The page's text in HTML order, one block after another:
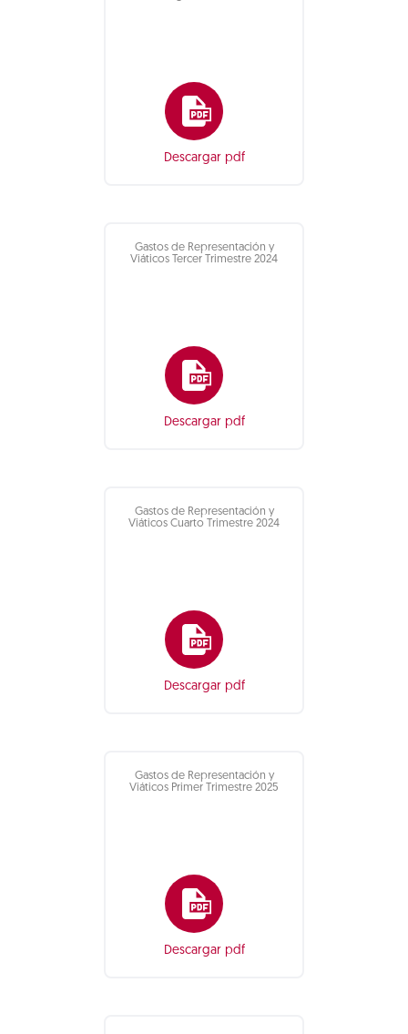
Descargar pdf
Gastos de Representación y
Viáticos Tercer Trimestre 2024
Descargar pdf
Gastos de Representación y
Viáticos Cuarto Trimestre 2024
Descargar pdf
Gastos de Representación y
Viáticos Primer Trimestre 2025
Descargar pdf